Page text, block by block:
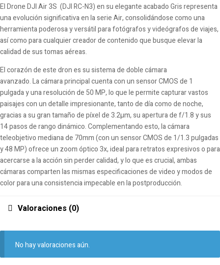
El Drone DJI Air 3S (DJI RC-N3) en su elegante acabado Gris representa
una evolución significativa en la serie Air, consolidándose como una
herramienta poderosa y versátil para fotógrafos y videógrafos de viajes,
así como para cualquier creador de contenido que busque elevar la
calidad de sus tomas aéreas.
El corazón de este dron es su sistema de doble cámara
avanzado. La cámara principal cuenta con un sensor CMOS de 1
pulgada y una resolución de 50 MP, lo que le permite capturar vastos
paisajes con un detalle impresionante, tanto de día como de noche,
gracias a su gran tamaño de píxel de 3.2µm, su apertura de f/1.8 y sus
14 pasos de rango dinámico. Complementando esto, la cámara
teleobjetivo mediana de 70mm (con un sensor CMOS de 1/1.3 pulgadas
y 48 MP) ofrece un zoom óptico 3x, ideal para retratos expresivos o para
acercarse a la acción sin perder calidad, y lo que es crucial, ambas
cámaras comparten las mismas especificaciones de video y modos de
color para una consistencia impecable en la postproducción.
Valoraciones (0)
No hay valoraciones aún.